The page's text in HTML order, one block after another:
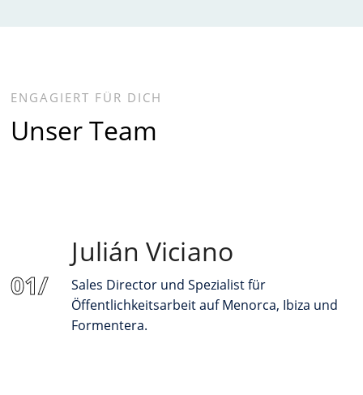
ENGAGIERT FÜR DICH
Unser Team
Julián Viciano
Sales Director und Spezialist für
Öffentlichkeitsarbeit auf Menorca, Ibiza und
Formentera.